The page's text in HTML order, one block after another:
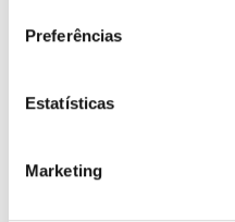
Preferências
Estatísticas
Marketing